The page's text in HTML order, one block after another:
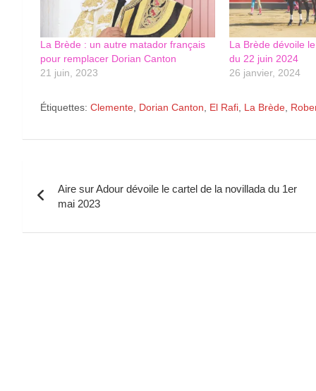
La Brède : un autre matador français
pour remplacer Dorian Canton
21 juin, 2023
La Brède dévoile
du 22 juin 2024
26 janvier, 2024
Étiquettes: Clemente, Dorian Canton, El Rafi, La Brède,
de
l’article
Aire sur Adour dévoile le cartel de la novillada du 1er
mai 2023